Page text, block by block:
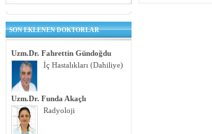
SON EKLENEN DOKTORLAR
Uzm.Dr. Fahrettin Gündoğdu
İç Hastalıkları (Dahiliye)
Uzm.Dr. Funda Akaçlı
Radyoloji